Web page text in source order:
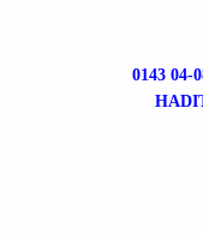
0143 04-